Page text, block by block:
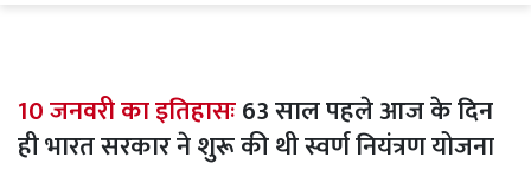
10 जनवरी का इतिहासः63 साल पहले आज के दिन
ही भारत सरकार ने शुरू की थी स्वर्ण नियंत्रण योजना